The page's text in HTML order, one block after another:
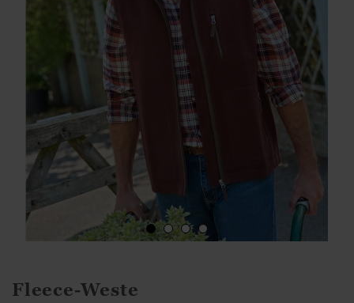
Fleece-Weste